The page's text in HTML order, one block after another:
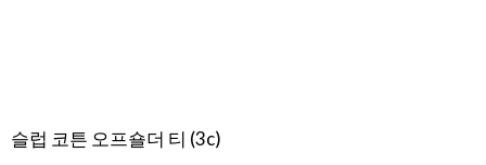
슬럽 코튼 오프숄더 티 (3c)